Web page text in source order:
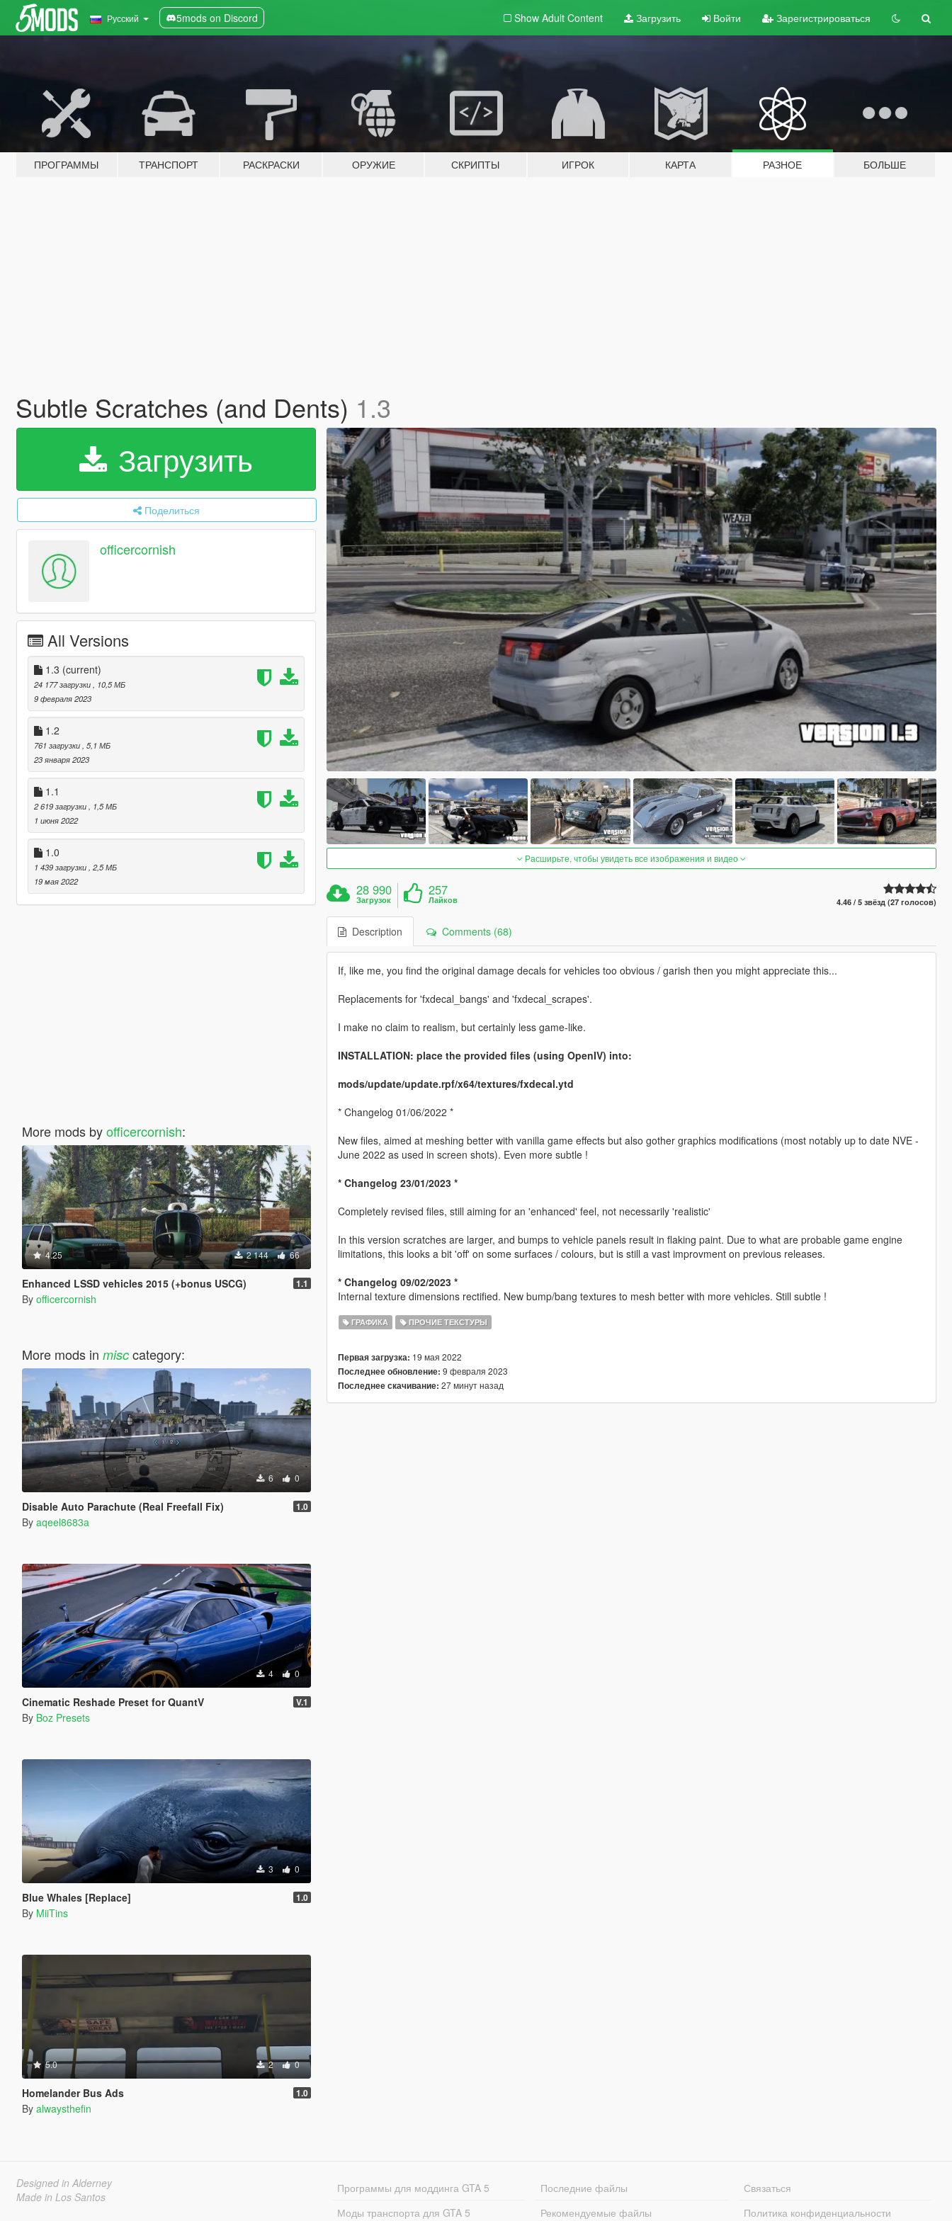
Русский 5mods on Discord Show Adult Content Загрузить Войти Зарегистрироваться
ПРОГРАММЫ ТРАНСПОРТ РАСКРАСКИ ОРУЖИЕ СКРИПТЫ ИГРОК КАРТА РАЗНОЕ БОЛЬШЕ
Subtle Scratches (and Dents) 1.3
Загрузить
Поделиться
officercornish
All Versions
1.3 (current)
24 177 загрузки
, 10,5 МБ
9 февраля 2023
1.2
761 загрузки , 5,1 МБ
23 января 2023
1.1
2 619 загрузки
, 1,5 МБ
1 июня 2022
1.0
1 439 загрузки , 2,5 МБ
19 мая 2022
More mods byofficercornish:
4.25 2 144 66
Enhanced LSSD vehicles 2015 (+bonus USCG) 1.1
By officercornish
More mods in misccategory:
6 0
Disable Auto Parachute (Real Freefall Fix) 1.0
By aqeel8683a
4 0
Cinematic Reshade Preset for QuantV V.1
By Boz Presets
3 0
Blue Whales [Replace] 1.0
By MiiTins
5.0 2 0
Homelander Bus Ads 1.0
By alwaysthefin
Расширьте, чтобы увидеть все изображения и видео
28 990
Загрузок
257
Лайков 4.46 / 5 звёзд (27 голосов)
Description Comments (68)
If, like me, you find the original damage decals for vehicles too obvious / garish then you might appreciate this...
Replacements for 'fxdecal_bangs' and 'fxdecal_scrapes'.
I make no claim to realism, but certainly less game-like.
INSTALLATION: place the provided files (using OpenIV) into:
mods/update/update.rpf/x64/textures/fxdecal.ytd
* Changelog 01/06/2022 *
New files, aimed at meshing better with vanilla game effects but also gother graphics modifications (most notably up to date NVE -
June 2022 as used in screen shots). Even more subtle !
* Changelog 23/01/2023 *
Completely revised files, still aiming for an 'enhanced' feel, not necessarily 'realistic'
In this version scratches are larger, and bumps to vehicle panels result in flaking paint. Due to what are probable game engine
limitations, this looks a bit 'off' on some surfaces / colours, but is still a vast improvment on previous releases.
* Changelog 09/02/2023 *
Internal texture dimensions rectified. New bump/bang textures to mesh better with more vehicles. Still subtle !
ГРАФИКА ПРОЧИЕ ТЕКСТУРЫ
Первая загрузка: 19 мая 2022
Последнее обновление: 9 февраля 2023
Последнее скачивание: 27 минут назад
Designed in Alderney
Made in Los Santos
Программы для моддинга GTA 5
Моды транспорта для GTA 5
Последние файлы
Рекомендуемые файлы
Связаться
Политика конфиденциальности